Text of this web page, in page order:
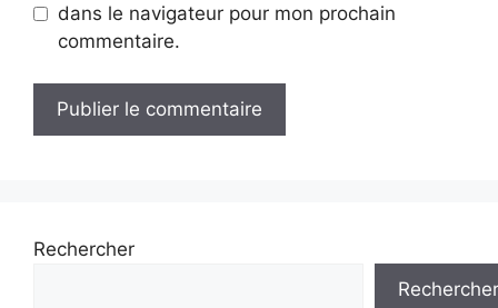
dans le navigateur pour mon prochain
commentaire.
Rechercher
Rechercher